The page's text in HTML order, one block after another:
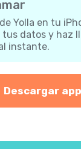
Yolla en tu
tus datos y haz
instante.
Descargar app